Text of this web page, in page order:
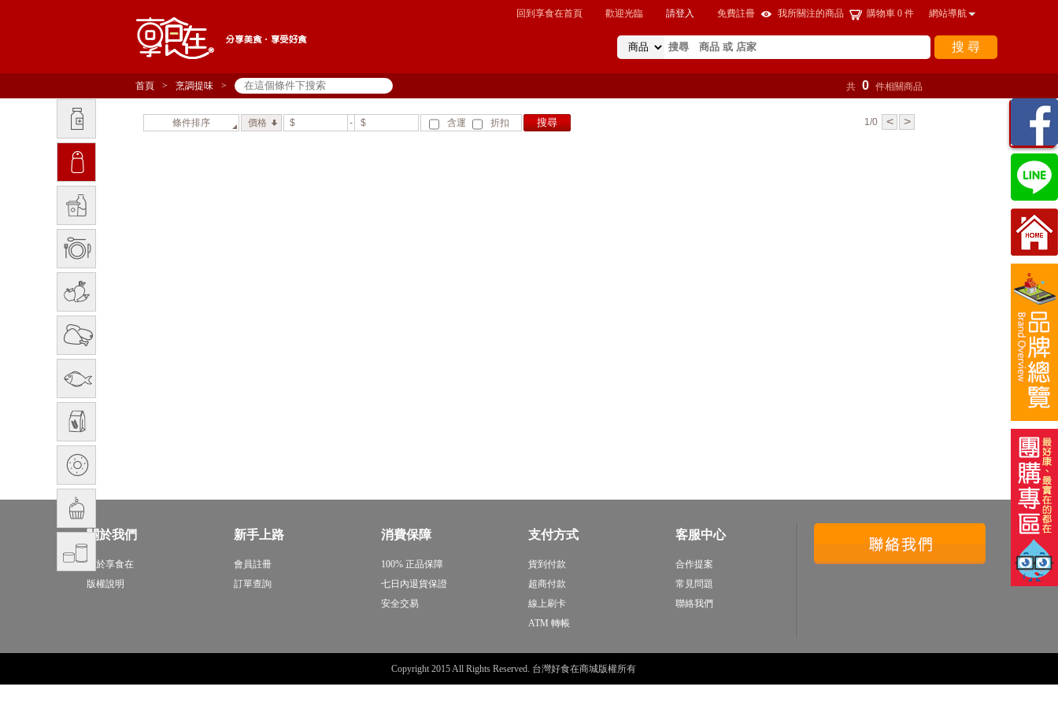
瀏覽
紀錄
回到享食在首頁 歡迎光臨 請登入 免費註冊 我所關注的商品 購物車 0 件 網站導航
搜 尋
首頁 > 烹調提味 > 共 0 件相關商品
條件排序 價格 $ - $ 含運 折扣 1/0 < >
關於我們
關於享食在
版權說明
新手上路
會員註冊
訂單查詢
消費保障
100% 正品保障
七日內退貨保證
安全交易
支付方式
貨到付款
超商付款
線上刷卡
ATM 轉帳
客服中心
合作提案
常見問題
聯絡我們
Copyright 2015 All Rights Reserved. 台灣好食在商城版權所有